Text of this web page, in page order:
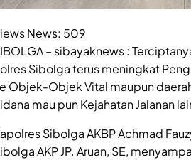
News: 509
– sibayaknews :
Sibolga terus meningkat
Objek-Objek Vital maupun
mau pun Kejahatan Jalanan
Sibolga AKBP Achmad
AKP JP. Aruan, SE,